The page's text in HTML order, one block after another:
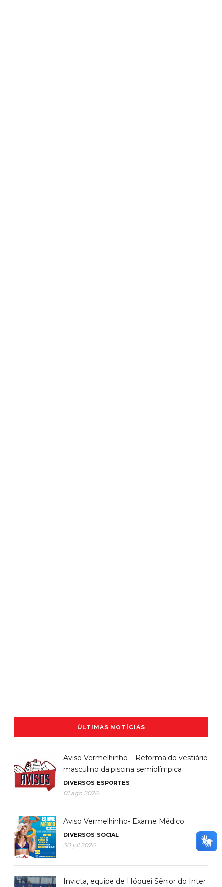
ÚLTIMAS NOTÍCIAS
Aviso Vermelhinho – Reforma do vestiário
masculino da piscina semiolímpica
DIVERSOS ESPORTES
01 ago 2026
Aviso Vermelhinho- Exame Médico
DIVERSOS SOCIAL
30 jul 2026
Invicta, equipe de Hóquei Sênior do Inter